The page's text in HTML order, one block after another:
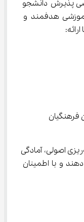
پذیرش دانشجو
آموزشی هدفمند و
فرهنگیان
به دانش‌آموزان کمک می‌کند تا با برنامه‌ریزی اصولی، آمادگی
و با اطمینان